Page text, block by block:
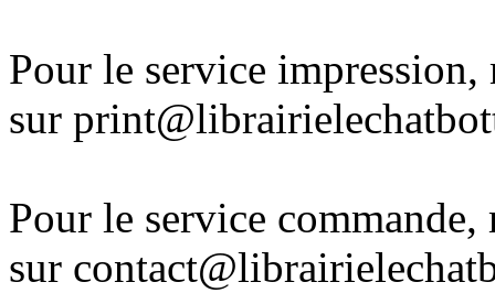
Pour le service
sur
Pour le service
sur